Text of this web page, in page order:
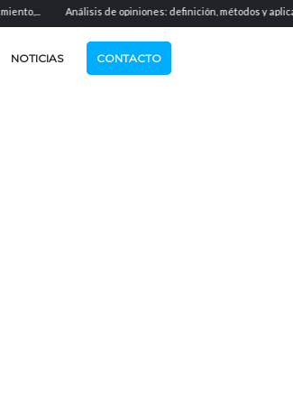
Análisis de opiniones: definición, métodos y aplicación...
NOTICIAS CONTACTO